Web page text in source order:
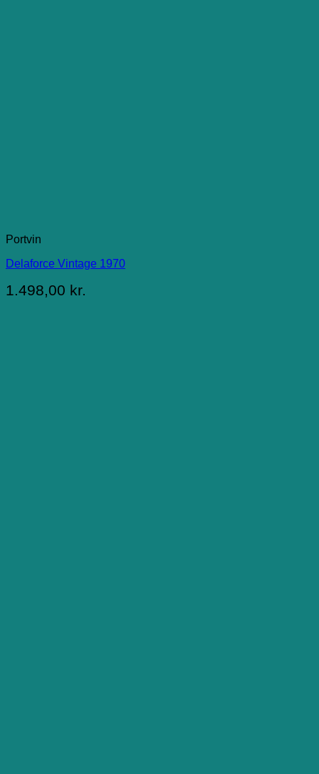
Portvin
Delaforce Vintage 1970
1.498,00 kr.